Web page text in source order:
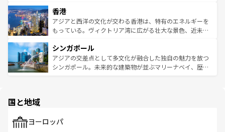
とつ。フォーやバインミー、ベトナムコーヒーなどは、ぜ
ひ現地で味わいたい。どの地域を訪れてもあたたかい人々
が旅行者を迎えてくれるので、きっと忘れられない旅にな
参照してほしい。
の活気が交差している。北部ではチェンマイなどの山岳地
帯で自然と触れ合い、南部ではプーケットやクラビの美し
いビーチでリゾート気分を楽しむことができる。タイ料理
激する。気候は一年中温暖で、どの季節にも異なる楽しみ
が待っている。親しみやすいタイの人々、仏教を中心とし
た文化、そして多様な観光資源が、訪れる旅人を魅了し続
香港
アジアと西洋の文化が交わる香港は、特有のエネルギーを
もっている。ヴィクトリア湾に広がる壮大な景色、近未来
み、どこを訪れても感動するはず。観光スポットが密集し
ており、効率よく見どころを回れるのも魅力。息をのむよ
うな絶景から文化的な体験まで、香港を存分に楽しみ尽く
シンガポール
アジアの交差点として多文化が融合した独自の魅力を放つ
シンガポール。未来的な建築物が並ぶマリーナベイ、歴史
で、ホーカーズは地元の風情を楽しめる外せないスポット
国と地域
ヨーロッパ